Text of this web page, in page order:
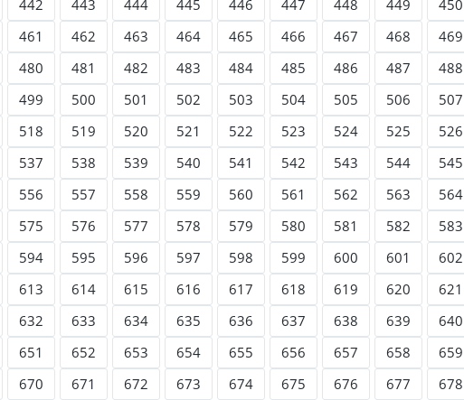
442 443 444 445 446 447 448 449 450
461 462 463 464 465 466 467 468 469
480 481 482 483 484 485 486 487 488
499 500 501 502 503 504 505 506 507
518 519 520 521 522 523 524 525 526
537 538 539 540 541 542 543 544 545
556 557 558 559 560 561 562 563 564
575 576 577 578 579 580 581 582 583
594 595 596 597 598 599 600 601 602
613 614 615 616 617 618 619 620 621
632 633 634 635 636 637 638 639 640
651 652 653 654 655 656 657 658 659
670 671 672 673 674 675 676 677 678